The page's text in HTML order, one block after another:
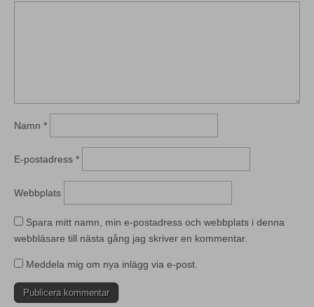
Namn *
E-postadress *
Webbplats
Spara mitt namn, min e-postadress och webbplats i denna
webbläsare till nästa gång jag skriver en kommentar.
Meddela mig om nya inlägg via e-post.